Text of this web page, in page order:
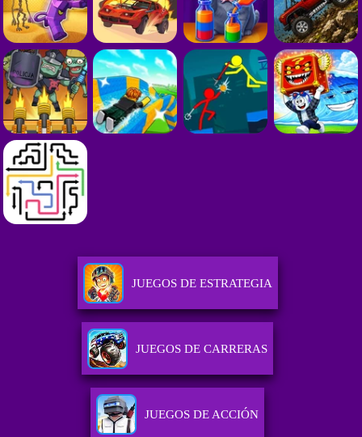
JUEGOS DE ESTRATEGIA
JUEGOS DE CARRERAS
JUEGOS DE ACCIÓN